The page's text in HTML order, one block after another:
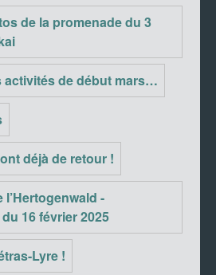
de la promenade du 3
activités de début mars…
déjà de retour !
-
16 février 2025
Lyre !